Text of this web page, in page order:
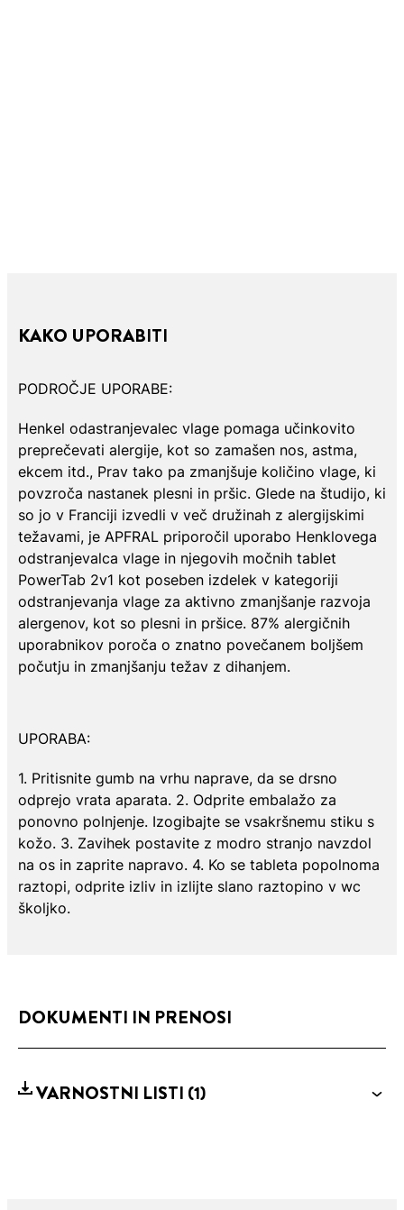
KAKO UPORABITI
PODROČJE UPORABE:
Henkel odastranjevalec vlage pomaga učinkovito
preprečevati alergije, kot so zamašen nos, astma,
ekcem itd., Prav tako pa zmanjšuje količino vlage, ki
povzroča nastanek plesni in pršic. Glede na študijo, ki
so jo v Franciji izvedli v več družinah z alergijskimi
težavami, je APFRAL priporočil uporabo Henklovega
odstranjevalca vlage in njegovih močnih tablet
PowerTab 2v1 kot poseben izdelek v kategoriji
odstranjevanja vlage za aktivno zmanjšanje razvoja
alergenov, kot so plesni in pršice. 87% alergičnih
uporabnikov poroča o znatno povečanem boljšem
počutju in zmanjšanju težav z dihanjem.
UPORABA:
1. Pritisnite gumb na vrhu naprave, da se drsno
odprejo vrata aparata. 2. Odprite embalažo za
ponovno polnjenje. Izogibajte se vsakršnemu stiku s
kožo. 3. Zavihek postavite z modro stranjo navzdol
na os in zaprite napravo. 4. Ko se tableta popolnoma
raztopi, odprite izliv in izlijte slano raztopino v wc
školjko.
DOKUMENTI IN PRENOSI
VARNOSTNI LISTI (1)